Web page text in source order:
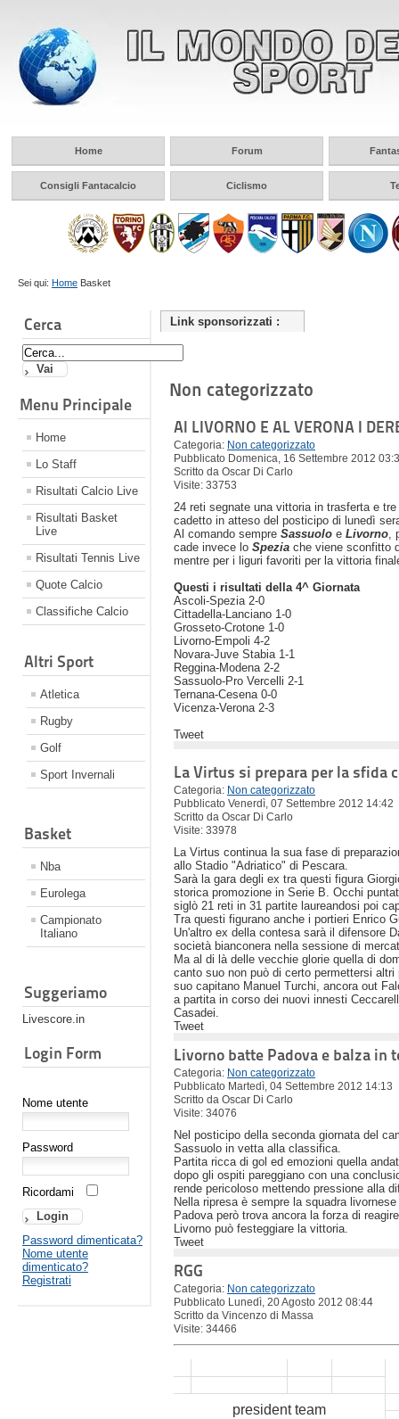
Home Forum
Consigli Fantacalcio Ciclismo
Sei qui: Home Basket
Cerca
Menu Principale
Home
Lo Staff
Risultati Calcio Live
Risultati Basket
Live
Risultati Tennis Live
Quote Calcio
Classifiche Calcio
Altri Sport
Atletica
Rugby
Golf
Sport Invernali
Basket
Nba
Eurolega
Campionato
Italiano
Suggeriamo
Livescore.in
Login Form
Nome utente
Password
Ricordami
Password dimenticata?
Nome utente
dimenticato?
Registrati
Link sponsorizzati :
Non categorizzato
Al LIVORNO E AL VERONA I
Categoria: Non categorizzato
Pubblicato Domenica, 16 Settembre 2012
Scritto da Oscar Di Carlo
Visite: 33753
24 reti segnate una vittoria in trasferta e
cadetto in atteso del posticipo di lunedì
Al comando sempre Sassuolo e Livorno,
cade invece lo Spezia che viene sconfitto
mentre per i liguri favoriti per la vittoria
Questi i risultati della 4^ Giornata
Ascoli-Spezia 2-0
Cittadella-Lanciano 1-0
Grosseto-Crotone 1-0
Livorno-Empoli 4-2
Novara-Juve Stabia 1-1
Reggina-Modena 2-2
Sassuolo-Pro Vercelli 2-1
Ternana-Cesena 0-0
Vicenza-Verona 2-3
Tweet
La Virtus si prepara per la sfida
Categoria: Non categorizzato
Pubblicato Venerdì, 07 Settembre 2012 14:42
Scritto da Oscar Di Carlo
Visite: 33978
La Virtus continua la sua fase di
allo Stadio "Adriatico" di Pescara.
Sarà la gara degli ex tra questi figura
storica promozione in Serie B. Occhi
siglò 21 reti in 31 partite laureandosi poi
Tra questi figurano anche i portieri Enrico
Un'altro ex della contesa sarà il difensore
società bianconera nella sessione di
Ma al di là delle vecchie glorie quella di
canto suo non può di certo permettersi
suo capitano Manuel Turchi, ancora out
a partita in corso dei nuovi innesti
Casadei.
Tweet
Livorno batte Padova e balza in
Categoria: Non categorizzato
Pubblicato Martedì, 04 Settembre 2012 14:13
Scritto da Oscar Di Carlo
Visite: 34076
Nel posticipo della seconda giornata del
Sassuolo in vetta alla classifica.
Partita ricca di gol ed emozioni quella
dopo gli ospiti pareggiano con una
rende pericoloso mettendo pressione alla
Nella ripresa è sempre la squadra
Padova però trova ancora la forza di
Livorno può festeggiare la vittoria.
Tweet
RGG
Categoria: Non categorizzato
Pubblicato Lunedì, 20 Agosto 2012 08:44
Scritto da Vincenzo di Massa
Visite: 34466
president team